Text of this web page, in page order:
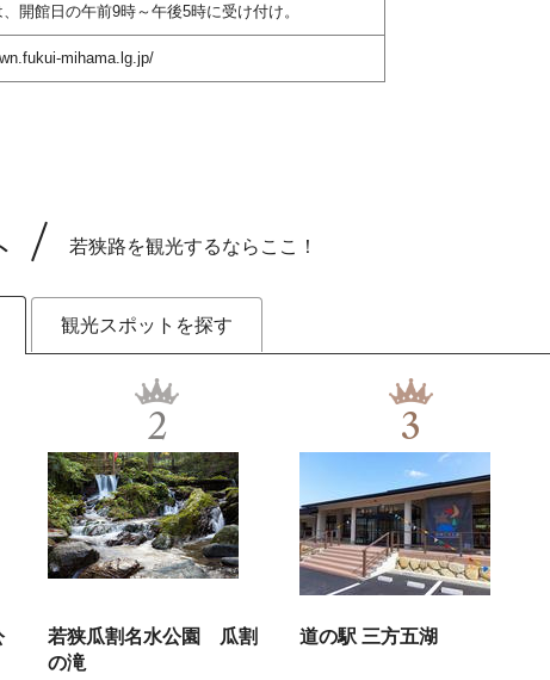
開館日の午前9時～午後5時に受け付け。
mihama.lg.jp/
若狭路を観光するならここ！
観光スポットを探す
2
若狭瓜割名水公園 瓜割
の滝
3
道の駅 三方五湖